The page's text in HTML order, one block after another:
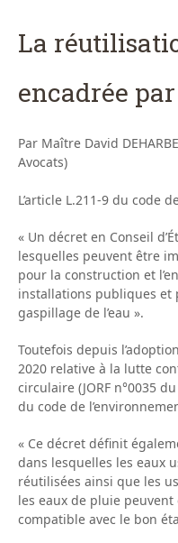
La
encadrée
Par Maître David
Avocats)
L’article L.211-9 du code
« Un décret en Conseil
lesquelles peuvent être
pour la construction et
installations publiques et
gaspillage de l’eau ».
Toutefois depuis
2020 relative à la lutte
circulaire (JORF n°0035
du code de
« Ce décret définit
dans lesquelles les eaux
réutilisées ainsi que les
les eaux de pluie
compatible avec le bon